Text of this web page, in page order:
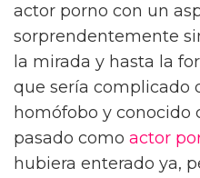
actor porno con un
sorprendentemente
la mirada y hasta la
que sería complicado
homófobo y conocido
pasado como actor
hubiera enterado ya,